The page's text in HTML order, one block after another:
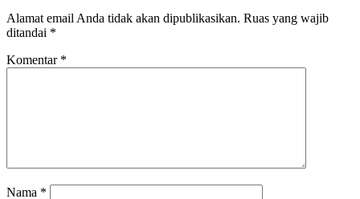
Alamat email Anda tidak akan dipublikasikan. Ruas yang wajib
ditandai *
Komentar *
Nama *